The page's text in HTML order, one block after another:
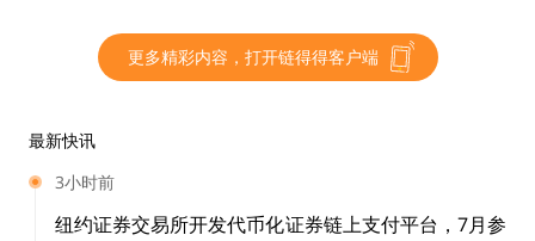
从项目定位来看，NEAR
是一家去中心化应用平台，旨在创
建完全分片、可扩展的 PoS 区块链，团队已经发布了仅有的
是「DApp 链」方向最有竞争力的选手之一，其后发优势明
显，拥有比 ETH2.0 更优的分片方案，以及世界顶级的工程
更多精彩内容，打开链得得客户端
最新快讯
3小时前
纽约证券交易所开发代币化证券链上支付平台，7月参